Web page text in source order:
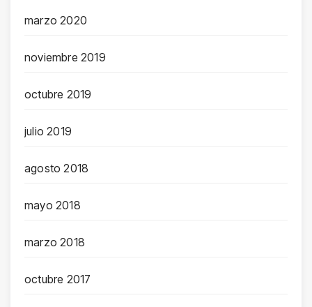
marzo 2020
noviembre 2019
octubre 2019
julio 2019
agosto 2018
mayo 2018
marzo 2018
octubre 2017